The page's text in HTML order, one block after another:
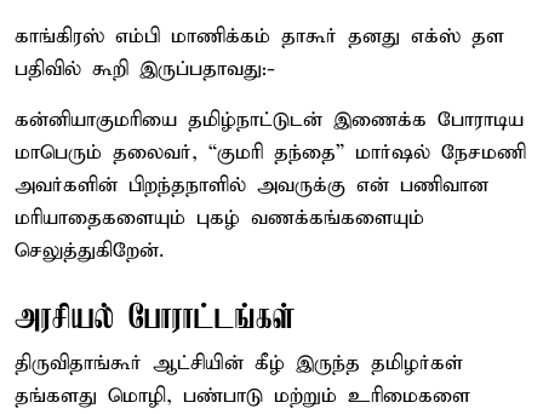
காங்கிரஸ் எம்பி மாணிக்கம் தாகூர் தனது எக்ஸ் தள
பதிவில் கூறி இருப்பதாவது:-
கன்னியாகுமரியை தமிழ்நாட்டுடன் இணைக்க போராடிய
மாபெரும் தலைவர், “குமரி தந்தை” மார்ஷல் நேசமணி
அவர்களின் பிறந்தநாளில் அவருக்கு என் பணிவான
மரியாதைகளையும் புகழ் வணக்கங்களையும்
செலுத்துகிறேன்.
அரசியல் போராட்டங்கள்
திருவிதாங்கூர் ஆட்சியின் கீழ் இருந்த தமிழர்கள்
தங்களது மொழி, பண்பாடு மற்றும் உரிமைகளை